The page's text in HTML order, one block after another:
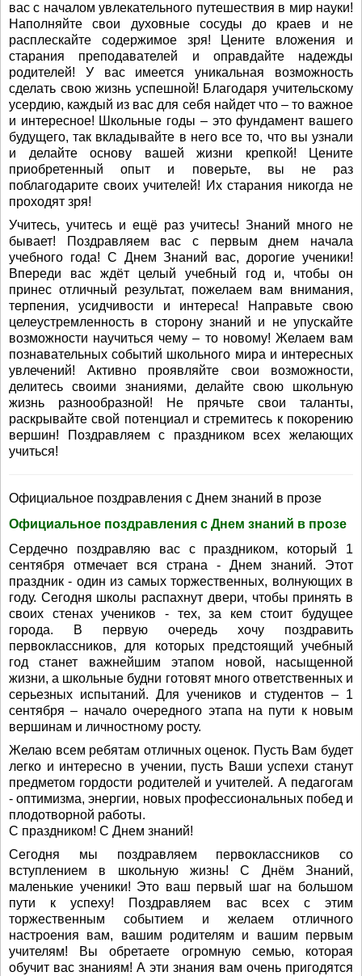
вас с началом увлекательного путешествия в мир науки!
Наполняйте свои духовные сосуды до краев и не
расплескайте содержимое зря! Цените вложения и
старания преподавателей и оправдайте надежды
родителей! У вас имеется уникальная возможность
сделать свою жизнь успешной! Благодаря учительскому
усердию, каждый из вас для себя найдет что – то важное
и интересное! Школьные годы – это фундамент вашего
будущего, так вкладывайте в него все то, что вы узнали
и делайте основу вашей жизни крепкой! Цените
приобретенный опыт и поверьте, вы не раз
поблагодарите своих учителей! Их старания никогда не
проходят зря!
Учитесь, учитесь и ещё раз учитесь! Знаний много не
бывает! Поздравляем вас с первым днем начала
учебного года! С Днем Знаний вас, дорогие ученики!
Впереди вас ждёт целый учебный год и, чтобы он
принес отличный результат, пожелаем вам внимания,
терпения, усидчивости и интереса! Направьте свою
целеустремленность в сторону знаний и не упускайте
возможности научиться чему – то новому! Желаем вам
познавательных событий школьного мира и интересных
увлечений! Активно проявляйте свои возможности,
делитесь своими знаниями, делайте свою школьную
жизнь разнообразной! Не прячьте свои таланты,
раскрывайте свой потенциал и стремитесь к покорению
вершин! Поздравляем с праздником всех желающих
учиться!
Официальное поздравления с Днем знаний в прозе
Официальное поздравления с Днем знаний в прозе
Сердечно поздравляю вас с праздником, который 1
сентября отмечает вся страна - Днем знаний. Этот
праздник - один из самых торжественных, волнующих в
году. Сегодня школы распахнут двери, чтобы принять в
своих стенах учеников - тех, за кем стоит будущее
города. В первую очередь хочу поздравить
первоклассников, для которых предстоящий учебный
год станет важнейшим этапом новой, насыщенной
жизни, а школьные будни готовят много ответственных и
серьезных испытаний. Для учеников и студентов – 1
сентября – начало очередного этапа на пути к новым
вершинам и личностному росту.
Желаю всем ребятам отличных оценок. Пусть Вам будет
легко и интересно в учении, пусть Ваши успехи станут
предметом гордости родителей и учителей. А педагогам
- оптимизма, энергии, новых профессиональных побед и
плодотворной работы.
С праздником! С Днем знаний!
Сегодня мы поздравляем первоклассников со
вступлением в школьную жизнь! С Днём Знаний,
маленькие ученики! Это ваш первый шаг на большом
пути к успеху! Поздравляем вас всех с этим
торжественным событием и желаем отличного
настроения вам, вашим родителям и вашим первым
учителям! Вы обретаете огромную семью, которая
обучит вас знаниям! А эти знания вам очень пригодятся